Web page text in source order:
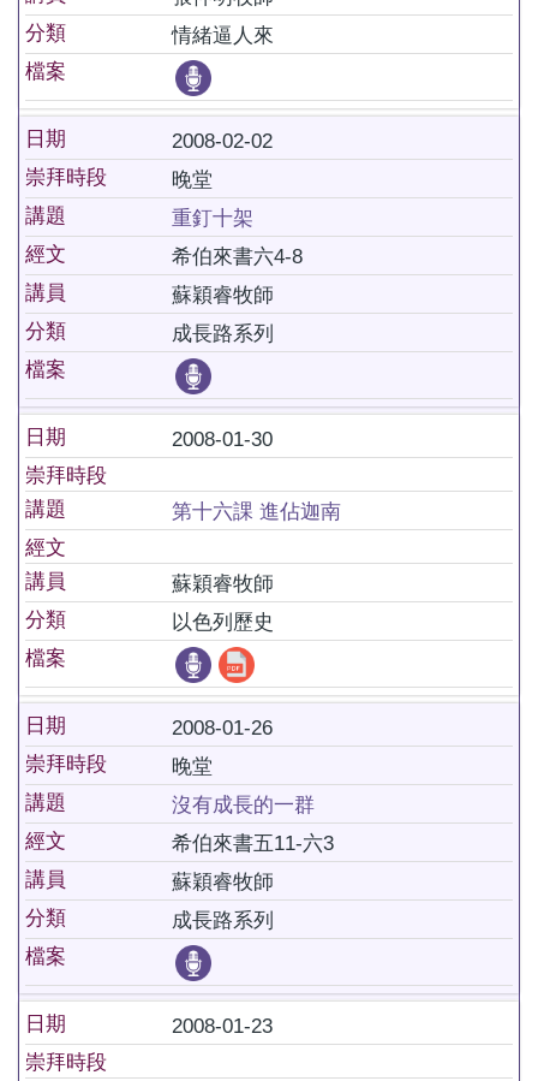
分類
情緒逼人來
檔案
日期
2008-02-02
崇拜時段
晚堂
講題
重釘十架
經文
希伯來書六4-8
講員
蘇穎睿牧師
分類
成長路系列
檔案
日期
2008-01-30
崇拜時段
講題
第十六課 進佔迦南
經文
講員
蘇穎睿牧師
分類
以色列歷史
檔案
日期
2008-01-26
崇拜時段
晚堂
講題
沒有成長的一群
經文
希伯來書五11-六3
講員
蘇穎睿牧師
分類
成長路系列
檔案
日期
2008-01-23
崇拜時段